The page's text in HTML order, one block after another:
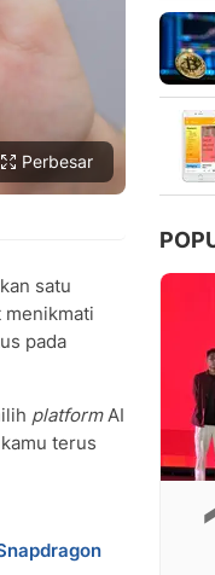
Perbesar
satu
menikmati
pada
platformAI
terus